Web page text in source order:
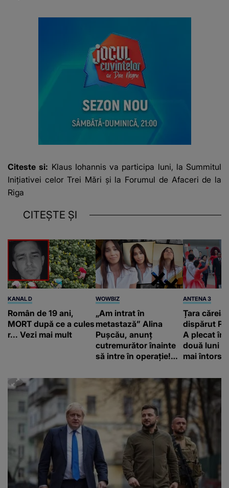
Citeste si: Klaus Iohannis va participa luni, la Summitul
Iniţiativei celor Trei Mări şi la Forumul de Afaceri de la
Riga
CITEȘTE ȘI
KANAL D
Român de 19 ani,
MORT după ce a cules
r... Vezi mai mult
WOWBIZ
„Am intrat în
metastază” Alina
Pușcău, anunț
cutremurător înainte
să intre în operație!
mesaj emoționant
fanilor
ANTENA 3
Țara căreia
dispărut
A plecat în
două luni
mai întors